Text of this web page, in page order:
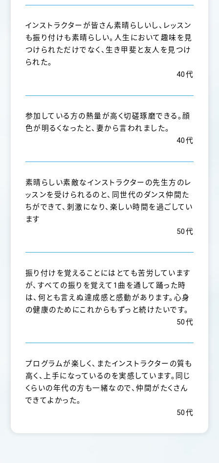
インストラクターが皆さん素晴らしいし、レッスン
も振り付けも素晴らしい。人生において趣味を見
つけられただけでなく、生き甲斐と友人を見つけ
られた。
40代
参加している方の熱量が高く切磋琢磨できる。顔
色が明るくなったと、妻から言われました。
40代
素晴らしい素敵なインストラクターの先生方のレ
ッスンを受けられるのと、同世代のダンス仲間た
ちができて、刺激になり、楽しい時間を過ごしてい
ます
50代
振り付けを覚えることにはとても苦労しています
が、すべての振りを覚えて1曲を通して踊った時
は、何とも言えぬ達成感と感動があります。心身
の健康のためにこれからもずっと続けたいです。
50代
プログラムが楽しく、またインストラクターの質も
高く、上手になっているのを実感しています。同じ
くらいの年代の方も一緒なので、仲間がたくさん
できてよかった。
50代